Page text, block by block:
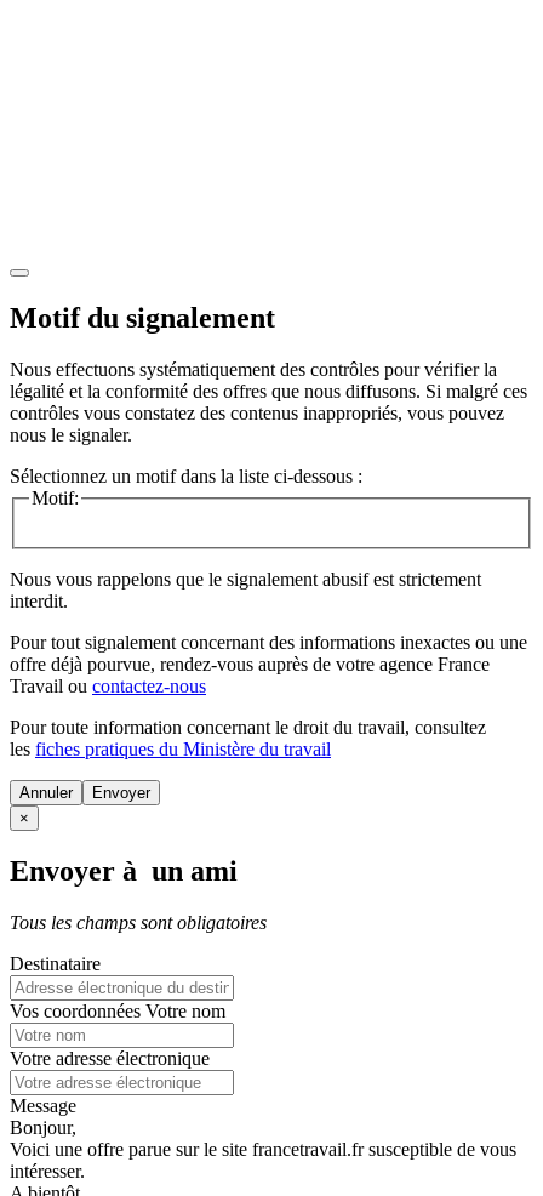
Motif du signalement
Nous effectuons systématiquement des contrôles pour vérifier la
légalité et la conformité des offres que nous diffusons. Si malgré ces
contrôles vous constatez des contenus inappropriés, vous pouvez
nous le signaler.
Sélectionnez un motif dans la liste ci-dessous :
Motif:
Nous vous rappelons que le signalement abusif est strictement
interdit.
Pour tout signalement concernant des informations inexactes ou une
offre déjà pourvue, rendez-vous auprès de votre agence France
Travail ou contactez-nous
Pour toute information concernant le droit du travail, consultez
les fiches pratiques du Ministère du travail
Annuler
×
Envoyer à un ami
Tous les champs sont obligatoires
Destinataire
Vos coordonnées Votre nom
Votre adresse électronique
Message
Bonjour,
Voici une offre parue sur le site francetravail.fr susceptible de vous
intéresser.